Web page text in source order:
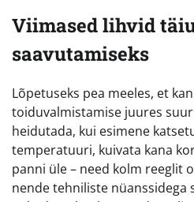
Viimased lihvid
saavutamiseks
Lõpetuseks pea meeles, et
toiduvalmistamise juures
heidutada, kui esimene
temperatuuri, kuivata kana
panni üle – need kolm reeglit
nende tehniliste nüanssidega